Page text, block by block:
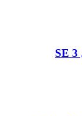
ساعت هوشمند 44 میلی متری اپل مدل SE 3